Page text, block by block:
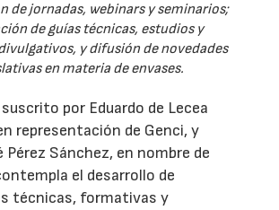
de jornadas, webinars y seminarios;
de guías técnicas, estudios y
y difusión de novedades
en materia de envases.
por Eduardo de Lecea
representación de Genci, y
Pérez Sánchez, en nombre de
el desarrollo de
técnicas, formativas y